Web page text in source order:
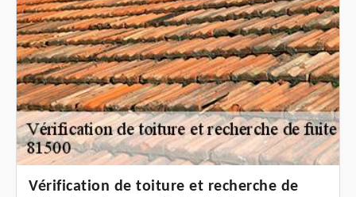
Vérification de toiture et recherche de